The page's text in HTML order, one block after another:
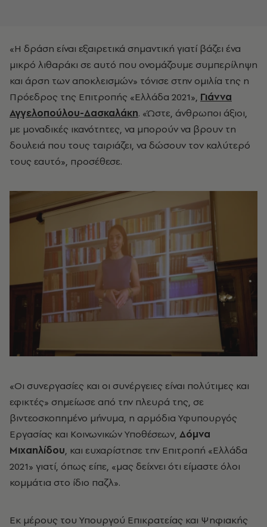
«Η δράση είναι εξαιρετικά σημαντική γιατί βάζει ένα
μικρό λιθαράκι σε αυτό που ονομάζουμε συμπερίληψη
και άρση των αποκλεισμών» τόνισε στην ομιλία της η
Πρόεδρος της Επιτροπής «Ελλάδα 2021», Γιάννα
Αγγελοπούλου-Δασκαλάκη. «Ώστε, άνθρωποι άξιοι,
με μοναδικές ικανότητες, να μπορούν να βρουν τη
δουλειά που τους ταιριάζει, να δώσουν τον καλύτερό
τους εαυτό», προσέθεσε.
«Οι συνεργασίες και οι συνέργειες είναι πολύτιμες και
εφικτές» σημείωσε από την πλευρά της, σε
βιντεοσκοπημένο μήνυμα, η αρμόδια Υφυπουργός
Εργασίας και Κοινωνικών Υποθέσεων, Δόμνα
Μιχαηλίδου, και ευχαρίστησε την Επιτροπή «Ελλάδα
2021» γιατί, όπως είπε, «μας δείχνει ότι είμαστε όλοι
κομμάτια στο ίδιο παζλ».
Εκ μέρους του Υπουργού Επικρατείας και Ψηφιακής